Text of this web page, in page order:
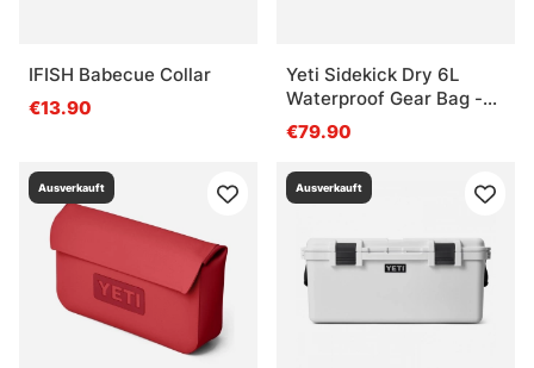
IFISH Babecue Collar
€13.90
Yeti Sidekick Dry 6L
Waterproof Gear Bag -
Charcoal
€79.90
Ausverkauft Ausverkauft